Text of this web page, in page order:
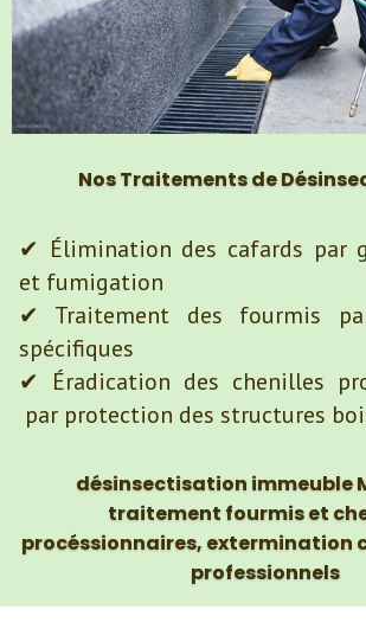
NosTraitementsde
✔ Élimination des cafards par
et fumigation
✔ Traitement des fourmis
spécifiques
✔ Éradication des chenilles
par protection des structures
désinsectisation immeuble
traitement fourmis et
procéssionnaires, extermination
professionnels